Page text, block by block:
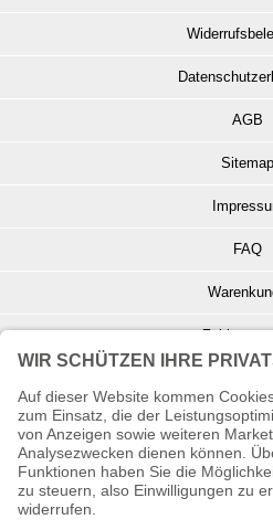
AGB
Sitemap
FAQ
Info zu Elektro- u.
Informationen zur Echtheit